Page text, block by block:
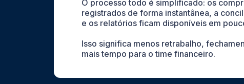
O processo todo é simplificado: os
registrados de forma instantânea, a
e os relatórios ficam disponíveis em
Isso significa menos retrabalho,
mais tempo para o time financeiro.